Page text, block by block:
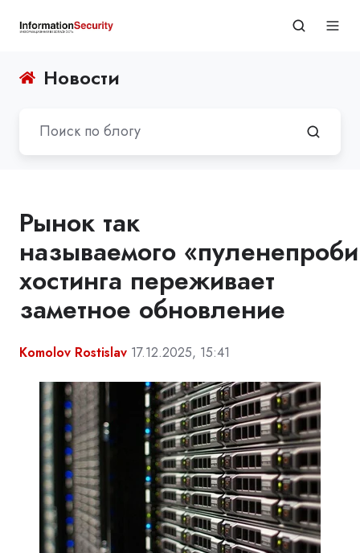
Новости
Рынок так
называемого
хостинга переживает
заметное обновление
Komolov Rostislav 17.12.2025, 15:41